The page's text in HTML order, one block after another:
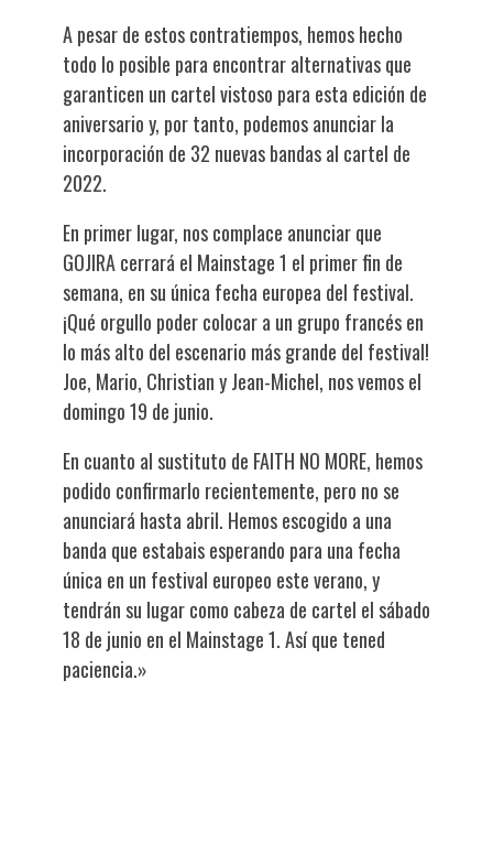
A pesar de estos contratiempos, hemos hecho
todo lo posible para encontrar alternativas que
garanticen un cartel vistoso para esta edición de
aniversario y, por tanto, podemos anunciar la
incorporación de 32 nuevas bandas al cartel de
2022.
En primer lugar, nos complace anunciar que
GOJIRA cerrará el Mainstage 1 el primer fin de
semana, en su única fecha europea del festival.
¡Qué orgullo poder colocar a un grupo francés en
lo más alto del escenario más grande del festival!
Joe, Mario, Christian y Jean-Michel, nos vemos el
domingo 19 de junio.
En cuanto al sustituto de FAITH NO MORE, hemos
podido confirmarlo recientemente, pero no se
anunciará hasta abril. Hemos escogido a una
banda que estabais esperando para una fecha
única en un festival europeo este verano, y
tendrán su lugar como cabeza de cartel el sábado
18 de junio en el Mainstage 1. Así que tened
paciencia.»